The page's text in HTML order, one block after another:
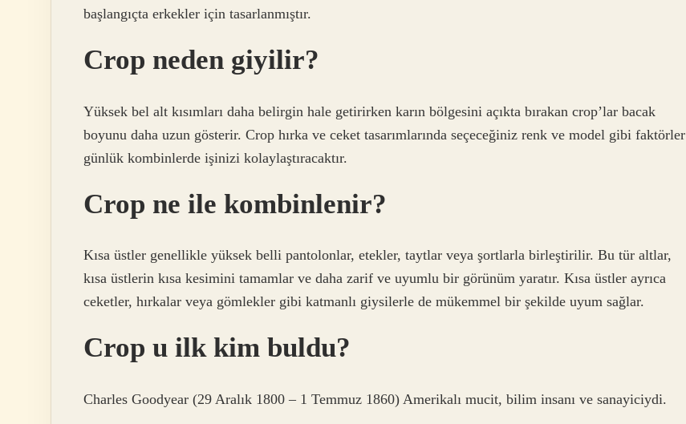
başlangıçta erkekler için tasarlanmıştır.
Crop neden giyilir?
Yüksek bel alt kısımları daha belirgin hale getirirken karın bölgesini açıkta bırakan crop’lar bacak
boyunu daha uzun gösterir. Crop hırka ve ceket tasarımlarında seçeceğiniz renk ve model gibi faktörler
günlük kombinlerde işinizi kolaylaştıracaktır.
Crop ne ile kombinlenir?
Kısa üstler genellikle yüksek belli pantolonlar, etekler, taytlar veya şortlarla birleştirilir. Bu tür altlar,
kısa üstlerin kısa kesimini tamamlar ve daha zarif ve uyumlu bir görünüm yaratır. Kısa üstler ayrıca
ceketler, hırkalar veya gömlekler gibi katmanlı giysilerle de mükemmel bir şekilde uyum sağlar.
Crop u ilk kim buldu?
Charles Goodyear (29 Aralık 1800 – 1 Temmuz 1860) Amerikalı mucit, bilim insanı ve sanayiciydi.